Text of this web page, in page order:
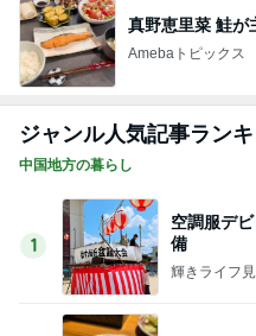
真野恵里菜 鮭が
Amebaトピックス
ジャンル人気記事ラン
中国地方の暮らし
1
空調服デ
備
輝きライフ